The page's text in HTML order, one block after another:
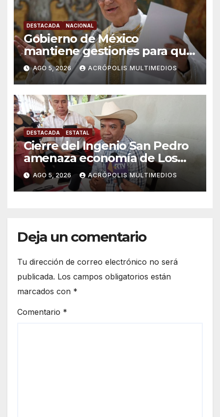
DESTACADA NACIONAL
Gobierno de México
mantiene gestiones para que
el Papa León XIV visite el país
AGO 5, 2026 ACRÓPOLIS MULTIMEDIOS
DESTACADA ESTATAL
Cierre del Ingenio San Pedro
amenaza economía de Los
Tuxtlas
AGO 5, 2026 ACRÓPOLIS MULTIMEDIOS
Deja un comentario
Tu dirección de correo electrónico no será
publicada. Los campos obligatorios están
marcados con *
Comentario *